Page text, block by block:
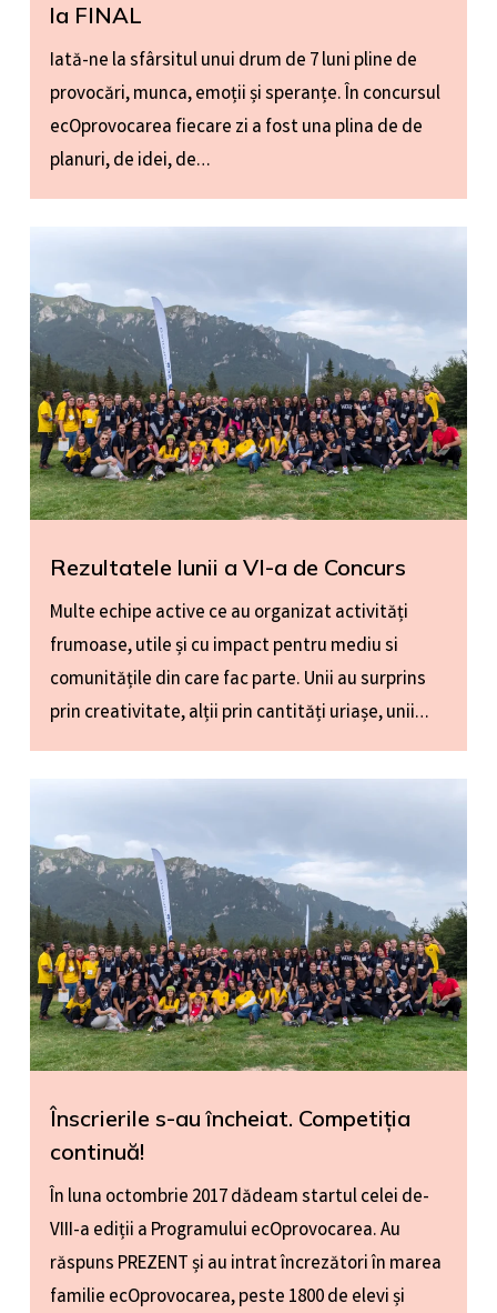
la FINAL
Iată-ne la sfârsitul unui drum de 7 luni pline de
provocări, munca, emoții și speranțe. În concursul
ecOprovocarea fiecare zi a fost una plina de de
planuri, de idei, de…
Rezultatele lunii a VI-a de Concurs
Multe echipe active ce au organizat activități
frumoase, utile și cu impact pentru mediu si
comunitățile din care fac parte. Unii au surprins
prin creativitate, alții prin cantități uriașe, unii…
Înscrierile s-au încheiat. Competiția
continuă!
În luna octombrie 2017 dădeam startul celei de-
VIII-a ediții a Programului ecOprovocarea. Au
răspuns PREZENT și au intrat încrezători în marea
familie ecOprovocarea, peste 1800 de elevi și